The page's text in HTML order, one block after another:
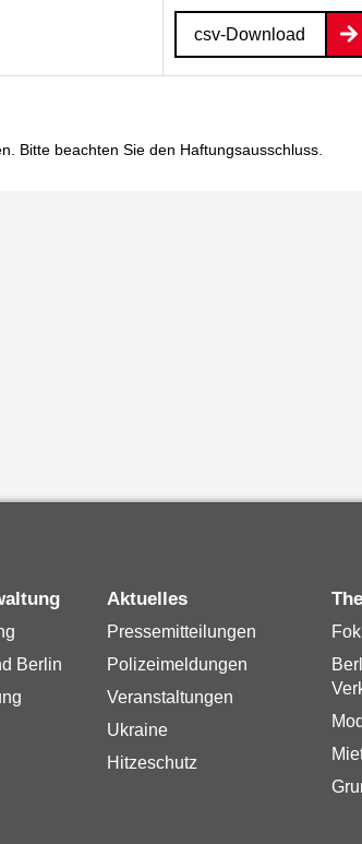
csv-Download
Bitte beachten Sie den Haftungsausschluss.
Berlin
Aktuelles
Pressemitteilungen
Polizeimeldungen
Veranstaltungen
Ukraine
Hitzeschutz